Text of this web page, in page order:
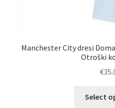
Manchester City dresi
Otroški
€
Select